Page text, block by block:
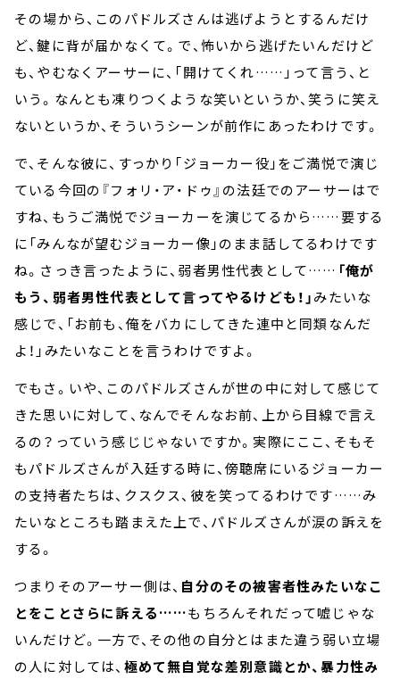
その場から、このパドルズさんは逃げようとするんだけ
ど、鍵に背が届かなくて。で、怖いから逃げたいんだけど
も、やむなくアーサーに、「開けてくれ……」って言う、と
いう。なんとも凍りつくような笑いというか、笑うに笑え
ないというか、そういうシーンが前作にあったわけです。
で、そんな彼に、すっかり「ジョーカー役」をご満悦で演じ
ている今回の『フォリ・ア・ドゥ』の法廷でのアーサーはで
すね、もうご満悦でジョーカーを演じてるから……要する
に「みんなが望むジョーカー像」のまま話してるわけです
ね。さっき言ったように、弱者男性代表として…… 「俺が
もう、弱者男性代表として言ってやるけども！」みたいな
感じで、「お前も、俺をバカにしてきた連中と同類なんだ
よ！」みたいなことを言うわけですよ。
でもさ。いや、このパドルズさんが世の中に対して感じて
きた思いに対して、なんでそんなお前、上から目線で言え
るの？っていう感じじゃないですか。実際にここ、そもそ
もパドルズさんが入廷する時に、傍聴席にいるジョーカー
の支持者たちは、クスクス、彼を笑ってるわけです……み
たいなところも踏まえた上で、パドルズさんが涙の訴えを
する。
つまりそのアーサー側は、 自分のその被害者性みたいなこ
とをことさらに訴える……もちろんそれだって嘘じゃな
いんだけど。一方で、その他の自分とはまた違う弱い立場
の人に対しては、 極めて無自覚な差別意識とか、暴力性み